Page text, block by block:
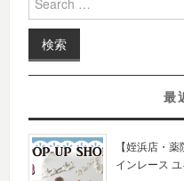
最
【姪浜店・
インレース ユ